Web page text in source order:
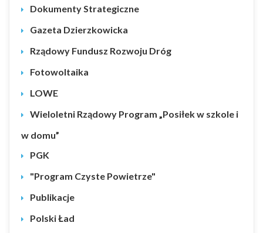
Dokumenty Strategiczne
Gazeta Dzierzkowicka
Rządowy Fundusz Rozwoju Dróg
Fotowoltaika
LOWE
Wieloletni Rządowy Program „Posiłek w szkole i
w domu”
PGK
"Program Czyste Powietrze"
Publikacje
Polski Ład